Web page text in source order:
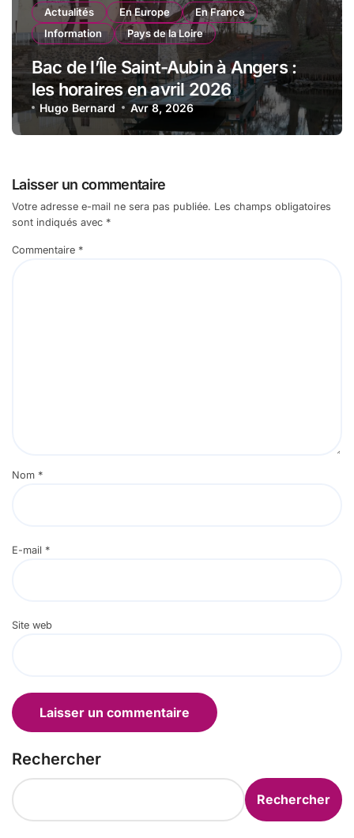
Actualités En Europe
En France
Information
Pays de la Loire
Bac de l’Île Saint-Aubin à Angers :
les horaires en avril 2026
Hugo Bernard Avr 8, 2026
Laisser un commentaire
Votre adresse e-mail ne sera pas publiée. Les champs obligatoires
sont indiqués avec *
Commentaire *
Nom *
E-mail *
Site web
Rechercher
Rechercher